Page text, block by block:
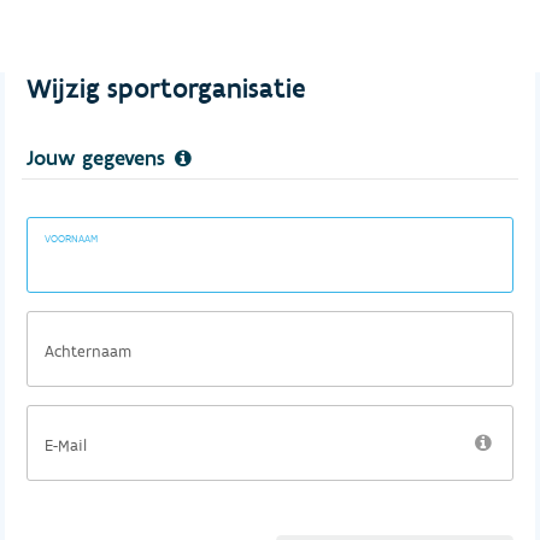
Wijzig sportorganisatie
Jouw gegevens
VOORNAAM
Achternaam
E-Mail